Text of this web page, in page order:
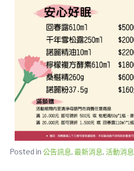
Posted in 公告訊息, 最新消息, 活動消息